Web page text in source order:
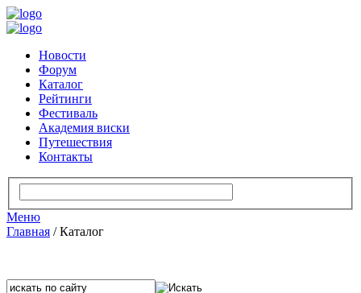
Новости
Форум
Каталог
Рейтинги
Фестиваль
Академия виски
Путешествия
Контакты
Меню
Главная /Каталог